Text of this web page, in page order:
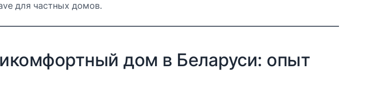
для частных домов.
дом в Беларуси: опыт